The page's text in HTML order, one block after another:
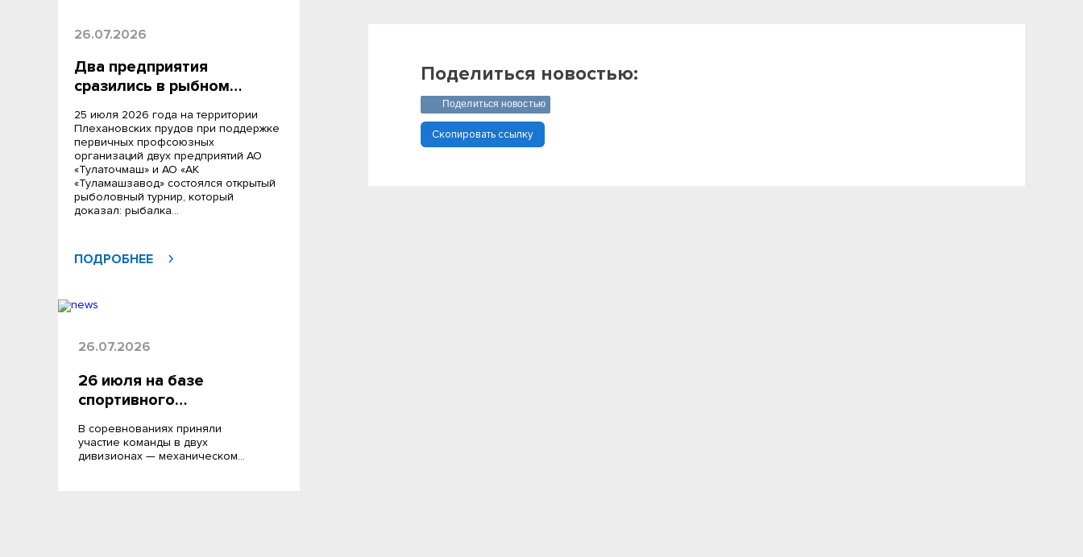
26.07.2026
Два предприятия
сразились в рыбном…
25 июля 2026 года на территории
Плехановских прудов при поддержке
первичных профсоюзных
организаций двух предприятий АО
«Тулаточмаш» и АО «АК
«Туламашзавод» состоялся открытый
рыболовный турнир, который
доказал: рыбалка…
ПОДРОБНЕЕ
26.07.2026
26 июля на базе
спортивного…
В соревнованиях приняли
участие команды в двух
дивизионах — механическом…
Поделиться новостью:
Поделиться новостью
Скопировать ссылку